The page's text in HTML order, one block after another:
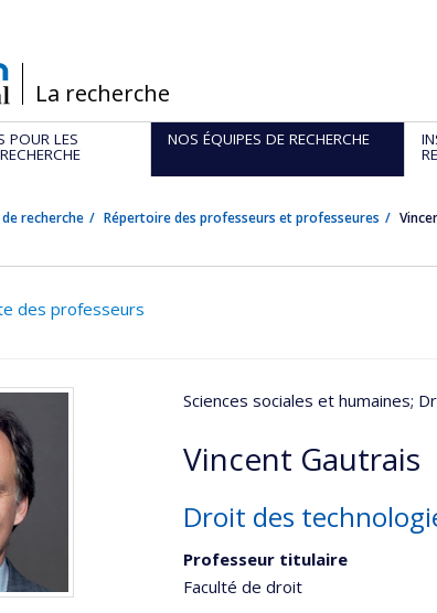
/La recherche
POUR LES NOS ÉQUIPES DE RECHERCHE
recherche Répertoire des professeurs et professeures
des professeurs
Sciences sociales et humaines;
Vincent Gautrais
Droit des
Professeur titulaire
Faculté de droit